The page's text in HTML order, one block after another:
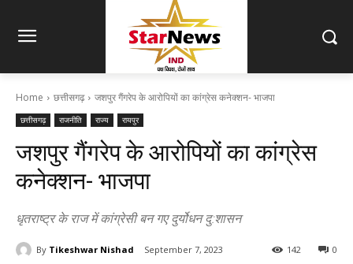
Home छत्तीसगढ़ जशपुर गैंगरेप के आरोपियों का कांग्रेस कनेक्शन- भाजपा
छत्तीसगढ़ राजनीति राज्य रायपुर
जशपुर गैंगरेप के आरोपियों का कांग्रेस
कनेक्शन- भाजपा
धृतराष्ट्र के राज में कांग्रेसी बन गए दुर्योधन दु:शासन
By Tikeshwar Nishad September 7, 2023 0
142